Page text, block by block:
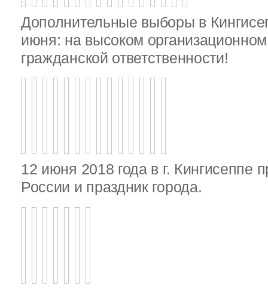
Дополнительные выборы в
июня: на высоком
гражданской ответственности!
12 июня 2018 года в г. Кингисеппе
России и праздник города.